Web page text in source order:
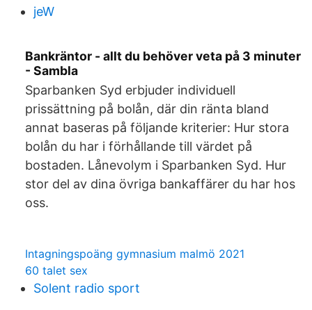
jeW
Bankräntor - allt du behöver veta på 3 minuter
- Sambla
Sparbanken Syd erbjuder individuell
prissättning på bolån, där din ränta bland
annat baseras på följande kriterier: Hur stora
bolån du har i förhållande till värdet på
bostaden. Lånevolym i Sparbanken Syd. Hur
stor del av dina övriga bankaffärer du har hos
oss.
Intagningspoäng gymnasium malmö 2021
60 talet sex
Solent radio sport